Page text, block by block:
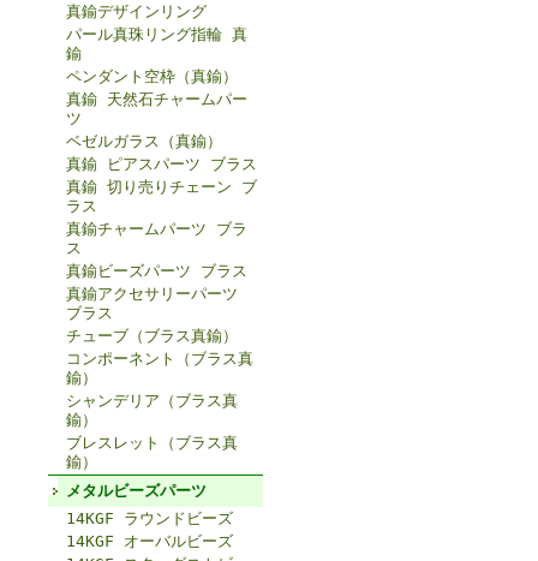
真鍮デザインリング
パール真珠リング指輪 真
鍮
ペンダント空枠（真鍮）
真鍮 天然石チャームパー
ツ
ベゼルガラス（真鍮）
真鍮 ピアスパーツ ブラス
真鍮 切り売りチェーン ブ
ラス
真鍮チャームパーツ ブラ
ス
真鍮ビーズパーツ ブラス
真鍮アクセサリーパーツ
ブラス
チューブ（ブラス真鍮）
コンポーネント（ブラス真
鍮）
シャンデリア（ブラス真
鍮）
ブレスレット（ブラス真
鍮）
メタルビーズパーツ
14KGF ラウンドビーズ
14KGF オーバルビーズ